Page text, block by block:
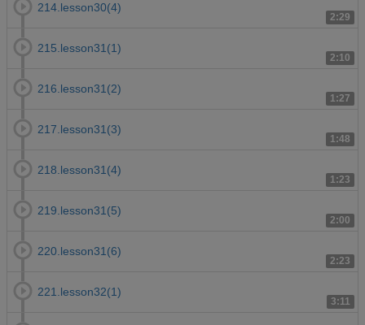
2:29
214.lesson30(4)
2:10
215.lesson31(1)
1:27
216.lesson31(2)
1:48
217.lesson31(3)
1:23
218.lesson31(4)
2:00
219.lesson31(5)
2:23
220.lesson31(6)
3:11
221.lesson32(1)